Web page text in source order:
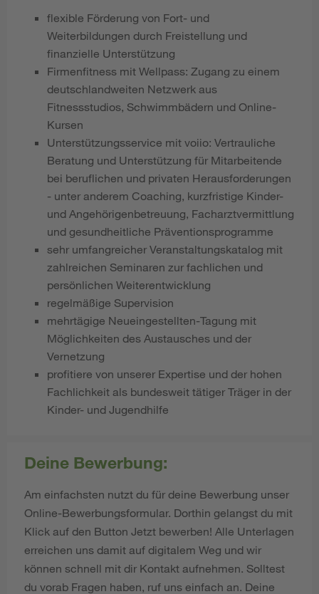
flexible Förderung von Fort- und
Weiterbildungen durch Freistellung und
finanzielle Unterstützung
Firmenfitness mit Wellpass: Zugang zu einem
deutschlandweiten Netzwerk aus
Fitnessstudios, Schwimmbädern und Online-
Kursen
Unterstützungsservice mit voiio: Vertrauliche
Beratung und Unterstützung für Mitarbeitende
bei beruflichen und privaten Herausforderungen
- unter anderem Coaching, kurzfristige Kinder-
und Angehörigenbetreuung, Facharztvermittlung
und gesundheitliche Präventionsprogramme
sehr umfangreicher Veranstaltungskatalog mit
zahlreichen Seminaren zur fachlichen und
persönlichen Weiterentwicklung
regelmäßige Supervision
mehrtägige Neueingestellten-Tagung mit
Möglichkeiten des Austausches und der
Vernetzung
profitiere von unserer Expertise und der hohen
Fachlichkeit als bundesweit tätiger Träger in der
Kinder- und Jugendhilfe
Deine Bewerbung:
Am einfachsten nutzt du für deine Bewerbung unser
Online-Bewerbungsformular. Dorthin gelangst du mit
Klick auf den Button Jetzt bewerben! Alle Unterlagen
erreichen uns damit auf digitalem Weg und wir
können schnell mit dir Kontakt aufnehmen. Solltest
du vorab Fragen haben, ruf uns einfach an. Deine